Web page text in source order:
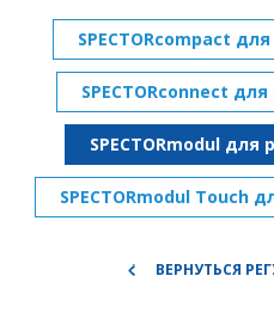
SPECTORcompact
SPECTORconnect
SPECTORmodul для
SPECTORmodul Touch
ВЕРНУТЬСЯ